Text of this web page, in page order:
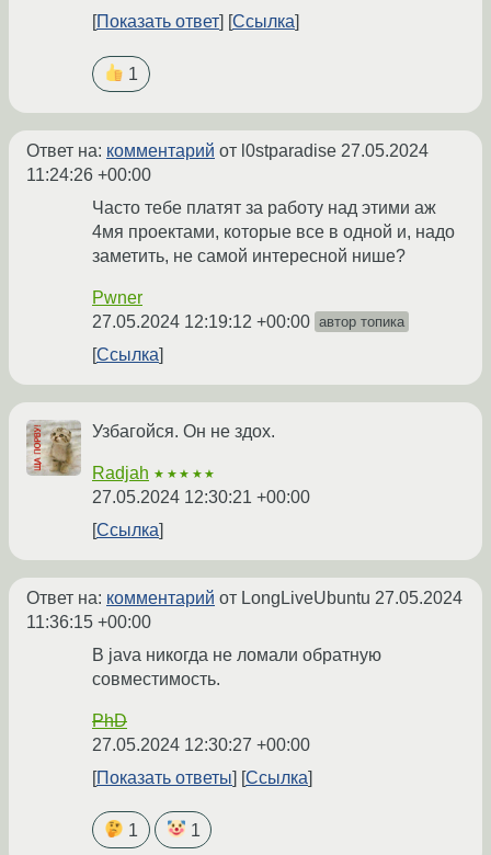
Показать ответ
Ссылка
1
Ответ на: комментарий от l0stparadise 27.05.2024
11:24:26 +00:00
Часто тебе платят за работу над этими аж
4мя проектами, которые все в одной и, надо
заметить, не самой интересной нише?
Pwner
27.05.2024 12:19:12 +00:00 автор топика
Ссылка
Узбагойся. Он не здох.
Radjah ★★★★★
27.05.2024 12:30:21 +00:00
Ссылка
Ответ на: комментарий от LongLiveUbuntu 27.05.2024
11:36:15 +00:00
В java никогда не ломали обратную
совместимость.
PhD
27.05.2024 12:30:27 +00:00
Показать ответы
Ссылка
1 1